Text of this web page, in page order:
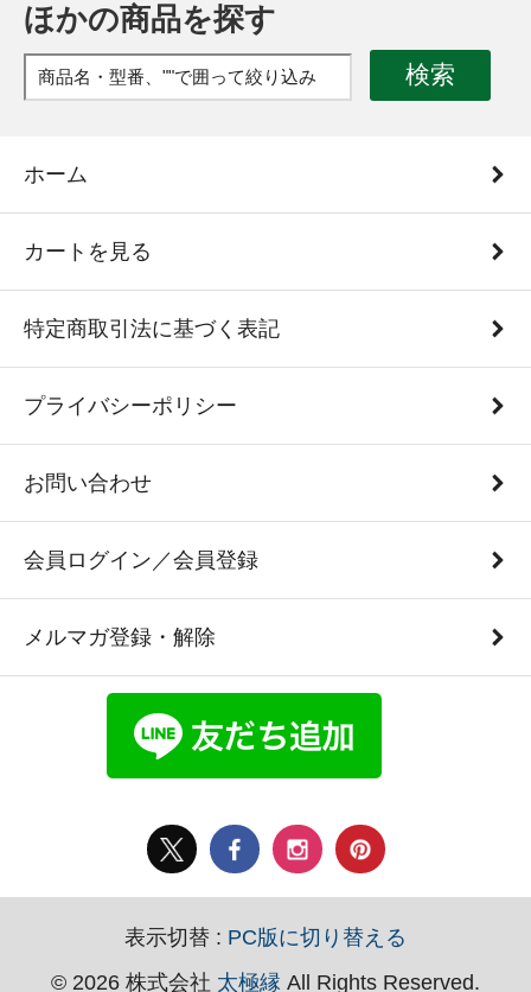
ほかの商品を探す
検索
ホーム
カートを見る
特定商取引法に基づく表記
プライバシーポリシー
お問い合わせ
会員ログイン／会員登録
メルマガ登録・解除
表示切替 : PC版に切り替える
© 2026 株式会社 太極縁 All Rights Reserved.